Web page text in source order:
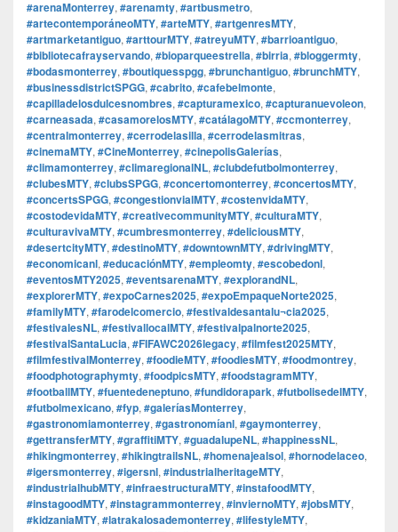
#arenaMonterrey, #arenamty, #artbusmetro,
#artecontemporáneoMTY, #arteMTY, #artgenresMTY,
#artmarketantiguo, #arttourMTY, #atreyuMTY, #barrioantiguo,
#bibliotecafrayservando, #bioparqueestrella, #birria, #bloggermty,
#bodasmonterrey, #boutiquesspgg, #brunchantiguo, #brunchMTY,
#businessdistrictSPGG, #cabrito, #cafebelmonte,
#capilladelosdulcesnombres, #capturamexico, #capturanuevoleon,
#carneasada, #casamorelosMTY, #catálagoMTY, #ccmonterrey,
#centralmonterrey, #cerrodelasilla, #cerrodelasmitras,
#cinemaMTY, #CineMonterrey, #cinepolisGalerías,
#climamonterrey, #climaregionalNL, #clubdefutbolmonterrey,
#clubesMTY, #clubsSPGG, #concertomonterrey, #concertosMTY,
#concertsSPGG, #congestionvialMTY, #costenvidaMTY,
#costodevidaMTY, #creativecommunityMTY, #culturaMTY,
#culturavivaMTY, #cumbresmonterrey, #deliciousMTY,
#desertcityMTY, #destinoMTY, #downtownMTY, #drivingMTY,
#economicanl, #educaciónMTY, #empleomty, #escobedonl,
#eventosMTY2025, #eventsarenaMTY, #explorandNL,
#explorerMTY, #expoCarnes2025, #expoEmpaqueNorte2025,
#familyMTY, #farodelcomercio, #festivaldesantalu¬cia2025,
#festivalesNL, #festivallocalMTY, #festivalpalnorte2025,
#festivalSantaLucia, #FIFAWC2026legacy, #filmfest2025MTY,
#filmfestivalMonterrey, #foodieMTY, #foodiesMTY, #foodmontrey,
#foodphotographymty, #foodpicsMTY, #foodstagramMTY,
#footballMTY, #fuentedeneptuno, #fundidorapark, #futbolisedelMTY,
#futbolmexicano, #fyp, #galeríasMonterrey,
#gastronomiamonterrey, #gastronomíanl, #gaymonterrey,
#gettransferMTY, #graffitiMTY, #guadalupeNL, #happinessNL,
#hikingmonterrey, #hikingtrailsNL, #homenajealsol, #hornodelaceo,
#igersmonterrey, #igersnl, #industrialheritageMTY,
#industrialhubMTY, #infraestructuraMTY, #instafoodMTY,
#instagoodMTY, #instagrammonterrey, #inviernoMTY, #jobsMTY,
#kidzaniaMTY, #latrakalosademonterrey, #lifestyleMTY,